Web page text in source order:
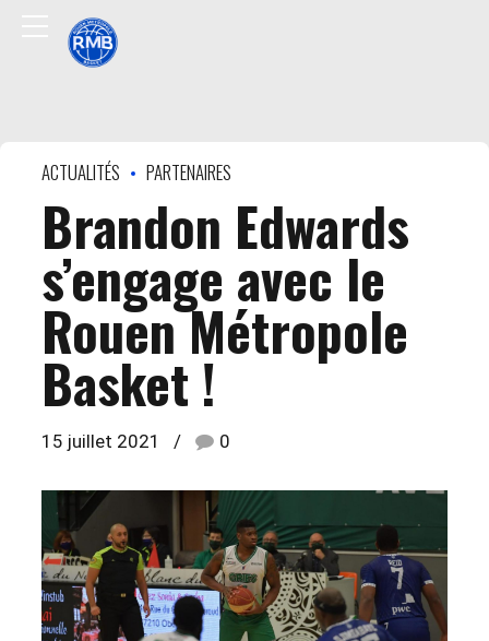
ACTUALITÉS PARTENAIRES
Brandon Edwards
s’engage avec le
Rouen Métropole
Basket !
15 juillet 2021 0